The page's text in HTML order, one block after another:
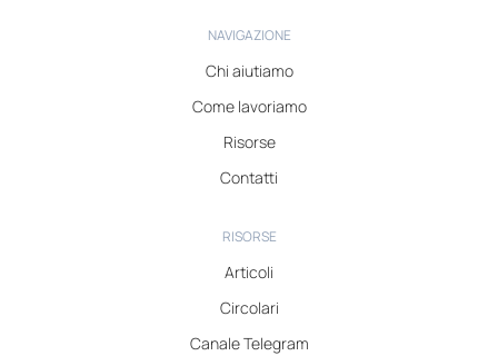
NAVIGAZIONE
Chi aiutiamo
Come lavoriamo
Risorse
Contatti
RISORSE
Articoli
Circolari
Canale Telegram